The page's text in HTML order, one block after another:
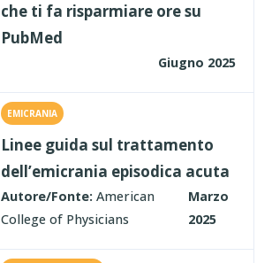
che ti fa risparmiare ore su
PubMed
Giugno 2025
EMICRANIA
Linee guida sul trattamento
dell’emicrania episodica acuta
Autore/Fonte: American
College of Physicians
Marzo
2025